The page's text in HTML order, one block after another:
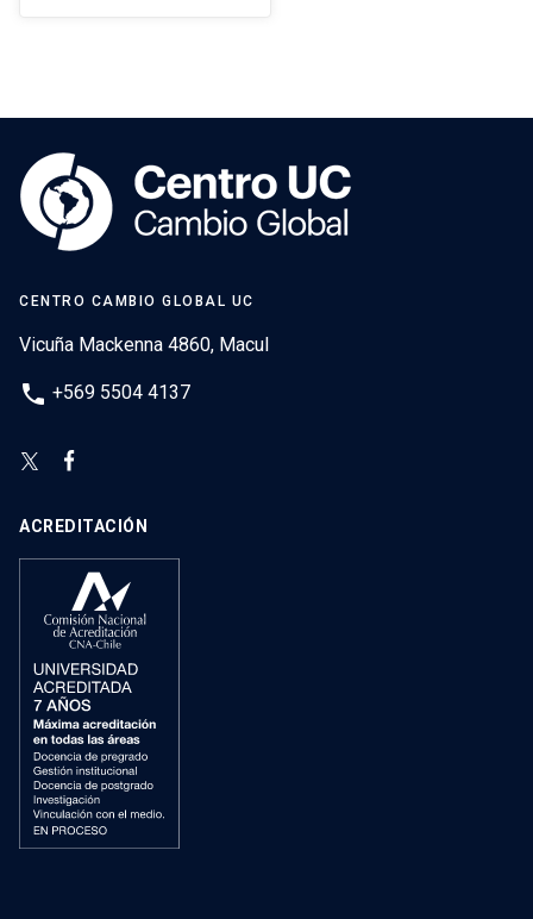
CENTRO CAMBIO GLOBAL UC
Vicuña Mackenna 4860, Macul
phone +569 5504 4137
ACREDITACIÓN